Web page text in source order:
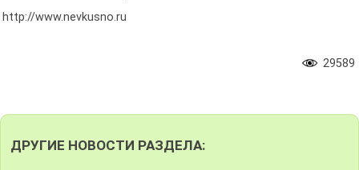
http://www.nevkusno.ru
29589
ДРУГИЕ НОВОСТИ РАЗДЕЛА: